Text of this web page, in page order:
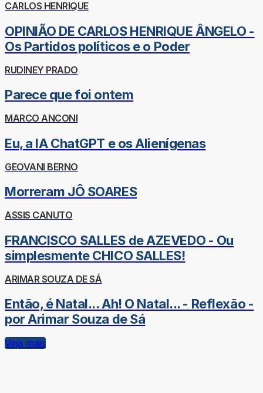
CARLOS HENRIQUE
OPINIÃO DE CARLOS HENRIQUE ÂNGELO -
Os Partidos políticos e o Poder
RUDINEY PRADO
Parece que foi ontem
MARCO ANCONI
Eu, a IA ChatGPT e os Alienígenas
GEOVANI BERNO
Morreram JÔ SOARES
ASSIS CANUTO
FRANCISCO SALLES de AZEVEDO - Ou
simplesmente CHICO SALLES!
ARIMAR SOUZA DE SÁ
Então, é Natal... Ah! O Natal... - Reflexão -
por Arimar Souza de Sá
Veja mais